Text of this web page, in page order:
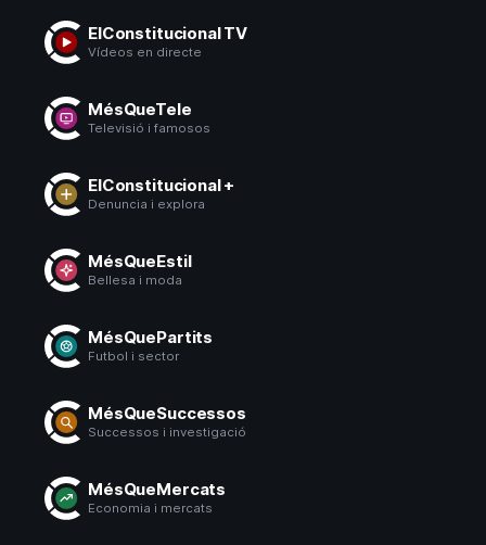
ElConstitucional TV
Vídeos en directe
MésQueTele
Televisió i famosos
ElConstitucional +
Denuncia i explora
MésQueEstil
Bellesa i moda
MésQuePartits
Futbol i sector
MésQueSuccessos
Successos i investigació
MésQueMercats
Economia i mercats